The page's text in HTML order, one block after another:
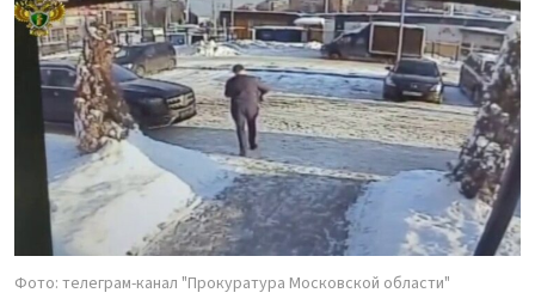
Фото: телеграм-канал "Прокуратура Московской области"